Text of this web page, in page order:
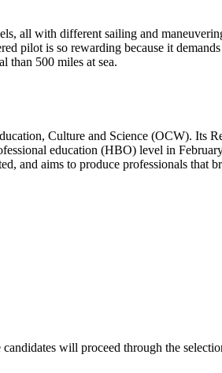
all with different sailing and
pilot is so rewarding because it
than 500 miles at sea.
Culture and Science (OCW). Its
education (HBO) level in
and aims to produce professionals that
will proceed through the